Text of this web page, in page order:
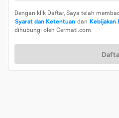
Dengan klik Daftar, Saya telah
Syarat dan Ketentuan dan Kebijakan
dihubungi oleh Cermati.com.